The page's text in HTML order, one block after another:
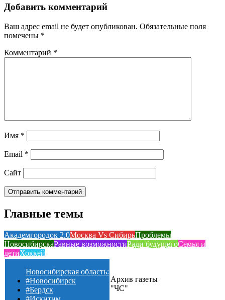
Добавить комментарий
Ваш адрес email не будет опубликован. Обязательные поля
помечены *
Комментарий *
Имя *
Email *
Сайт
Главные темы
Академгородок 2.0Москва Vs СибирьПроблемы
НовосибирскаРавные возможностиРади будущегоСемья и
детиХоккей
Новосибирская область:
#Новосибирск
#Бердск
Архив газеты
"ЧС"